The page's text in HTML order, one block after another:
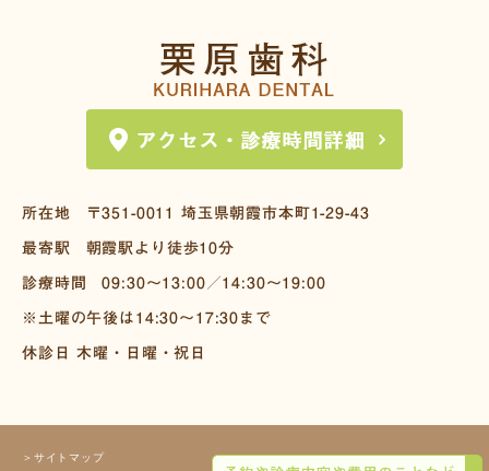
所在地 〒351-0011 埼玉県朝霞市本町1-29-43
最寄駅 朝霞駅より徒歩10分
診療時間 09:30～13:00／14:30～19:00
※土曜の午後は14:30～17:30まで
休診日 木曜・日曜・祝日
＞サイトマップ